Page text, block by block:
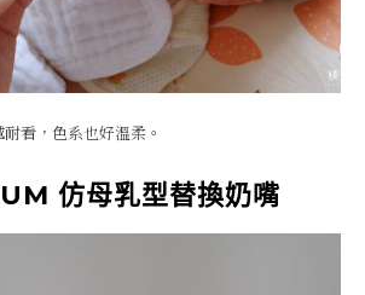
看，色系也好溫柔。
仿母乳型替換奶嘴